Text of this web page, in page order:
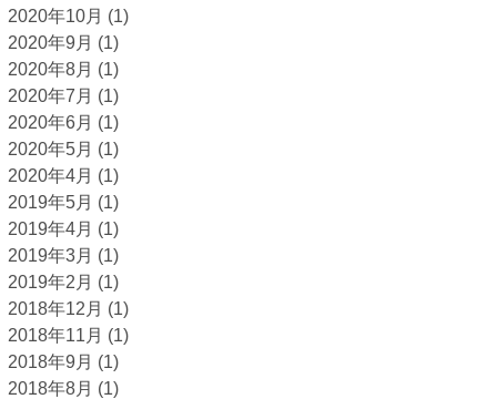
2020年10月 (1)
2020年9月 (1)
2020年8月 (1)
2020年7月 (1)
2020年6月 (1)
2020年5月 (1)
2020年4月 (1)
2019年5月 (1)
2019年4月 (1)
2019年3月 (1)
2019年2月 (1)
2018年12月 (1)
2018年11月 (1)
2018年9月 (1)
2018年8月 (1)